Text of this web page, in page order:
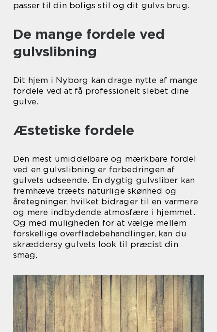
passer til din boligs stil og dit gulvs brug.
De mange fordele ved
gulvslibning
Dit hjem i Nyborg kan drage nytte af mange
fordele ved at få professionelt slebet dine
gulve.
Æstetiske fordele
Den mest umiddelbare og mærkbare fordel
ved en gulvslibning er forbedringen af
gulvets udseende. En dygtig gulvsliber kan
fremhæve træets naturlige skønhed og
åretegninger, hvilket bidrager til en varmere
og mere indbydende atmosfære i hjemmet.
Og med muligheden for at vælge mellem
forskellige overfladebehandlinger, kan du
skræddersy gulvets look til præcist din
smag.